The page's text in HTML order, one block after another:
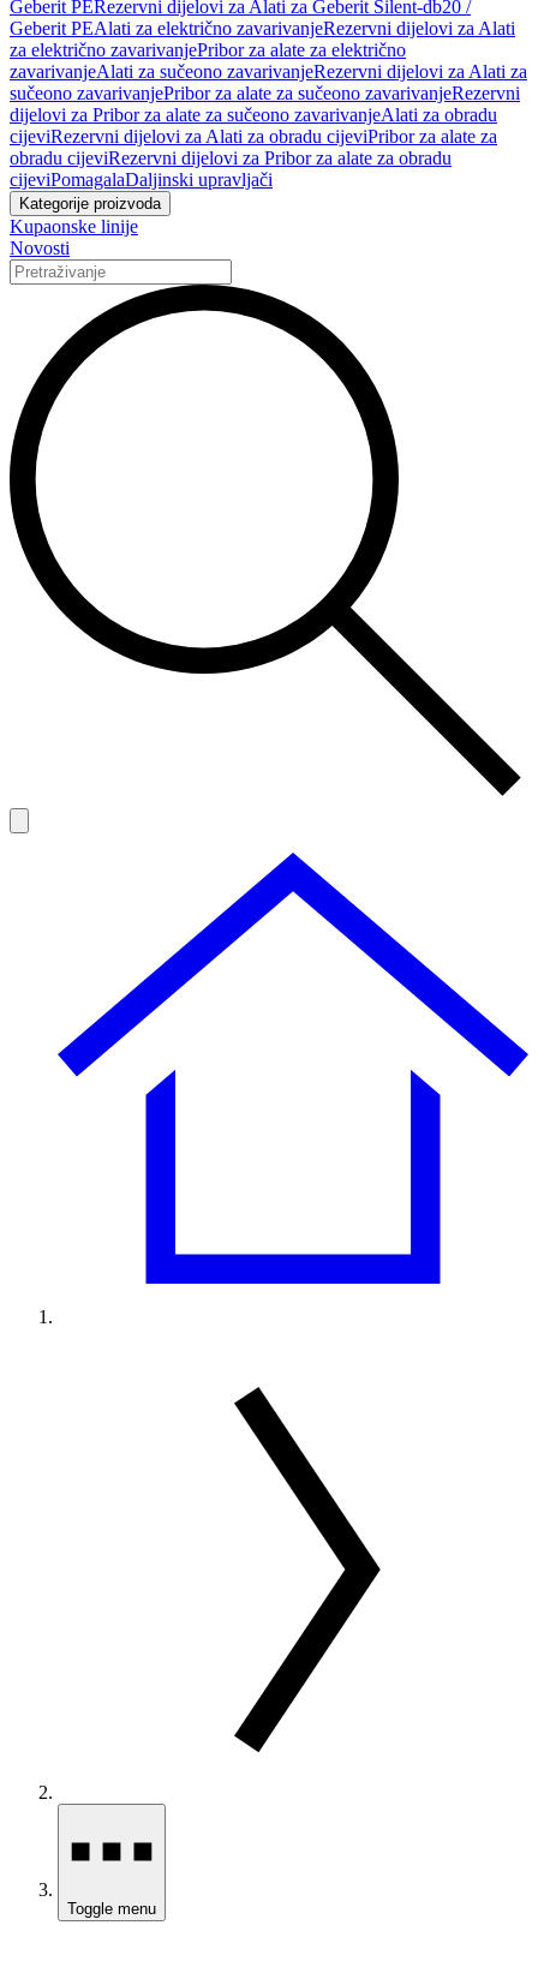
Geberit PERezervni dijelovi za Alati za Geberit Silent-db20 /
Geberit PEAlati za električno zavarivanjeRezervni dijelovi za Alati
za električno zavarivanjePribor za alate za električno
zavarivanjeAlati za sučeono zavarivanjeRezervni dijelovi za Alati za
sučeono zavarivanjePribor za alate za sučeono zavarivanjeRezervni
dijelovi za Pribor za alate za sučeono zavarivanjeAlati za obradu
cijeviRezervni dijelovi za Alati za obradu cijeviPribor za alate za
obradu cijeviRezervni dijelovi za Pribor za alate za obradu
cijeviPomagalaDaljinski upravljači
Kategorije proizvoda
Kupaonske linije
Novosti
Toggle menu